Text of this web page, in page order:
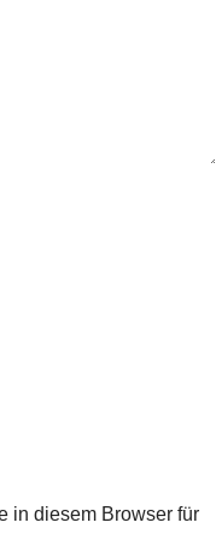
in diesem Browser für